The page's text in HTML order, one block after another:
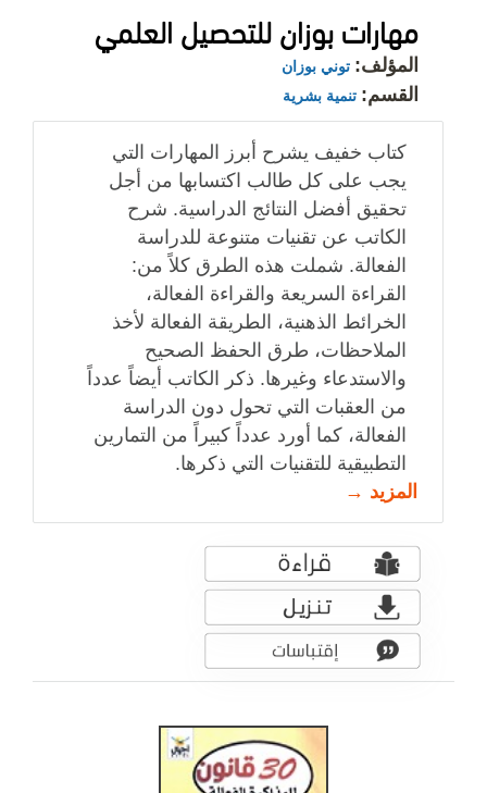
مهارات بوزان للتحصيل العلمي
المؤلف: توني بوزان
القسم: تنمية بشرية
كتاب خفيف يشرح أبرز المهارات التي
يجب على كل طالب اكتسابها من أجل
تحقيق أفضل النتائج الدراسية. شرح
الكاتب عن تقنيات متنوعة للدراسة
الفعالة. شملت هذه الطرق كلاً من:
القراءة السريعة والقراءة الفعالة،
الخرائط الذهنية، الطريقة الفعالة لأخذ
الملاحظات، طرق الحفظ الصحيح
والاستدعاء وغيرها. ذكر الكاتب أيضاً عدداً
من العقبات التي تحول دون الدراسة
الفعالة، كما أورد عدداً كبيراً من التمارين
التطبيقية للتقنيات التي ذكرها.
المزيد →